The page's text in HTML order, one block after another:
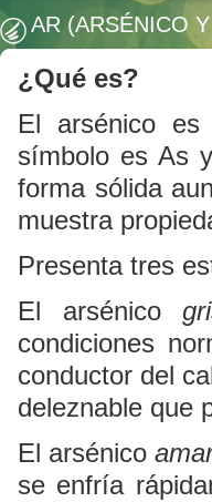
AR (ARSÉNICO
¿Qué es?
El arsénico
símbolo es As
forma sólida
muestra
Presenta tres
El arsénico
condiciones
conductor del
deleznable que
El arsénico
se enfría